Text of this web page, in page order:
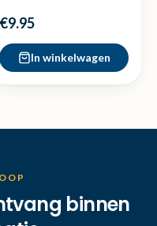
€9.95
In winkelwagen
binnen